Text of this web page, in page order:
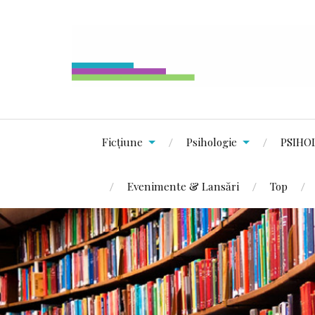
Ficțiune Psihologie
Evenimente & Lansări Top